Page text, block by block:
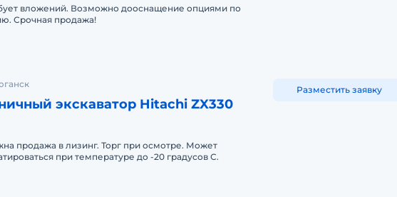
вложений. Возможно дооснащение опциями по
Срочная продажа!
экскаватор Hitachi ZX330
продажа в лизинг. Торг при осмотре. Может
при температуре до -20 градусов С.
Разместить заявку